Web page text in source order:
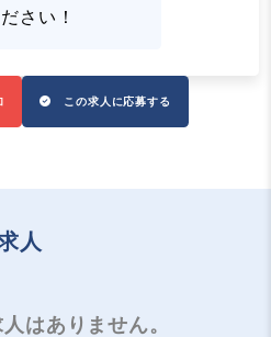
さい！
この求人に応募する
人
はありません。